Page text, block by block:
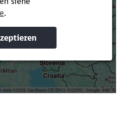
indem du Suchbegriffe
hinzufügst.
eingeben
setzen